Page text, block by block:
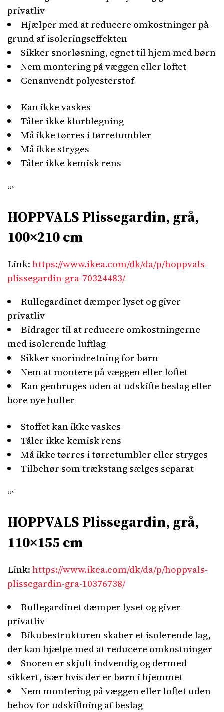
privatliv
Hjælper med at reducere omkostninger på
grund af isoleringseffekten
Sikker snorløsning, egnet til hjem med børn
Nem montering på væggen eller loftet
Genanvendt polyesterstof
Kan ikke vaskes
Tåler ikke klorblegning
Må ikke tørres i tørretumbler
Må ikke stryges
Tåler ikke kemisk rens
“`
HOPPVALS Plissegardin, grå,
100×210 cm
Link:https://www.ikea.com/dk/da/p/hoppvals-
plissegardin-gra-70324483/
Rullegardinet dæmper lyset og giver
privatliv
Bidrager til at reducere omkostningerne
med isolerende luftlag
Sikker snorindretning for børn
Nem at montere på væggen eller loftet
Kan genbruges uden at udskifte beslag eller
bore nye huller
Stoffet kan ikke vaskes
Tåler ikke kemisk rens
Må ikke tørres i tørretumbler eller stryges
Tilbehør som trækstang sælges separat
“`
HOPPVALS Plissegardin, grå,
110×155 cm
Link:https://www.ikea.com/dk/da/p/hoppvals-
plissegardin-gra-10376738/
Rullegardinet dæmper lyset og giver
privatliv
Bikubestrukturen skaber et isolerende lag,
der kan hjælpe med at reducere omkostninger
Snoren er skjult indvendig og dermed
sikkert, især hvis der er børn i hjemmet
Nem montering på væggen eller loftet uden
behov for udskiftning af beslag